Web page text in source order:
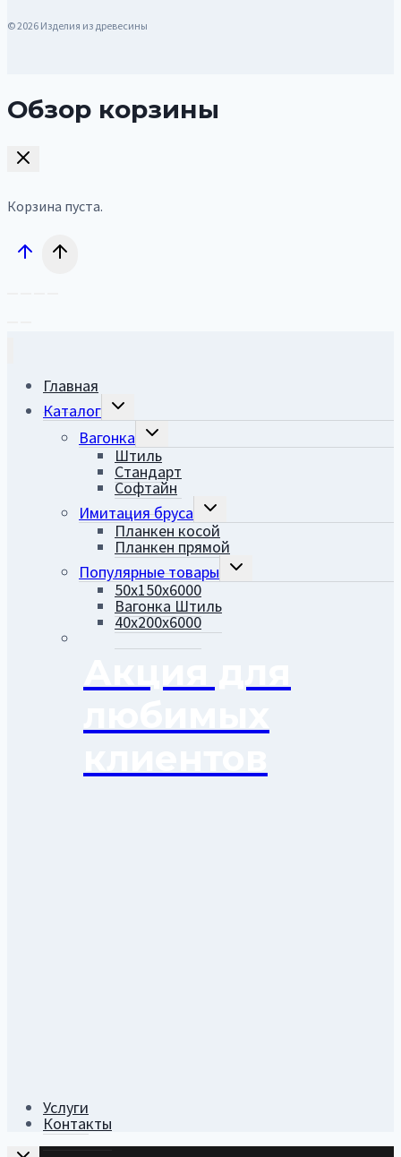
© 2026 Изделия из древесины
Обзор корзины
Корзина пуста.
Главная
Каталог
ПЕРЕКЛЮЧИТЬ
Вагонка
ПЕРЕКЛЮЧИТЬ
МЕНЮ
Штиль
Стандарт
Софтайн
Имитация бруса
ПЕРЕКЛЮЧИТЬ
МЕНЮ
Планкен косой
Планкен прямой
Популярные товары
ПЕРЕКЛЮЧИТЬ
50х150х6000
Вагонка Штиль
40х200х6000
Услуги
Контакты